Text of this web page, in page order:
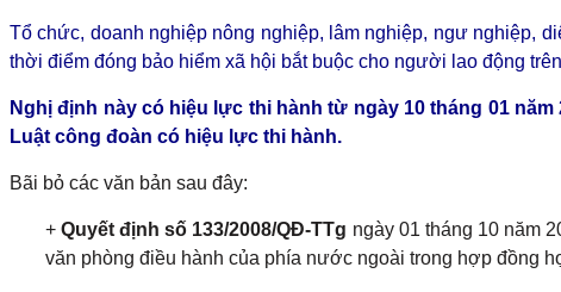
Tổ chức, doanh nghiệp nông nghiệp, lâm nghiệp, ngư nghiệp,
thời điểm đóng bảo hiểm xã hội bắt buộc cho người lao động
Nghị định này có hiệu lực thi hành từ ngày 10 tháng 01
Luật công đoàn có hiệu lực thi hành.
Bãi bỏ các văn bản sau đây:
+Quyết định số 133/2008/QĐ-TTg ngày 01 tháng 10 năm
văn phòng điều hành của phía nước ngoài trong hợp đồng